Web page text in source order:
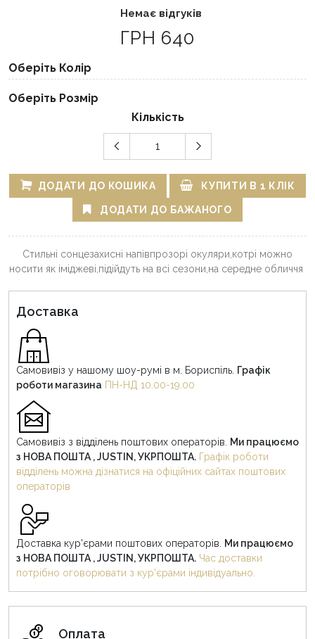
Немає відгуків
ГРН 640
Оберіть Колір
Оберіть Розмір
Кількість
ДОДАТИ ДО КОШИКА КУПИТИ В 1 КЛІК
ДОДАТИ ДО БАЖАНОГО
Стильні сонцезахисні напівпрозорі окуляри,котрі можно
носити як іміджеві,підійдуть на всі сезони,на середне обличчя
Доставка
Самовивіз у нашому шоу-румі в м. Бориспіль. Графік
роботи магазина ПН-НД 10.00-19.00
Самовивіз з відділень поштових операторів. Ми працюємо
з НОВА ПОШТА , JUSTIN, УКРПОШТА. Графік роботи
відділень можна дізнатися на офіційних сайтах поштових
операторів
Доставка кур'єрами поштових операторів. Ми працюємо
з НОВА ПОШТА , JUSTIN, УКРПОШТА. Час доставки
потрібно оговорювати з кур'єрами індивідуально.
Оплата